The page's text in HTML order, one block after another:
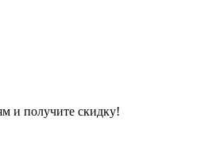
и получите скидку!